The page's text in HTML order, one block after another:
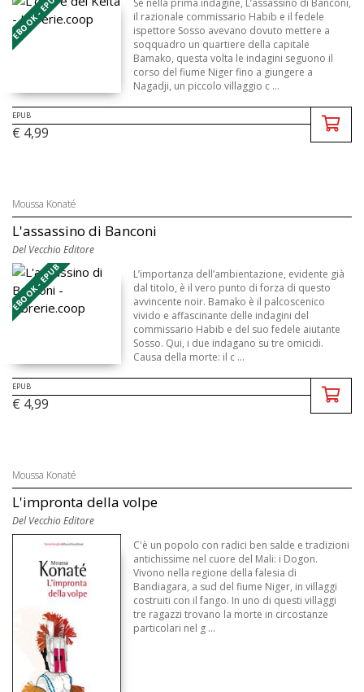
EBOOK - EPUB
Se nella prima indagine, L’assassino di Banconi,
il razionale commissario Habib e il fedele
ispettore Sosso avevano dovuto mettere a
soqquadro un quartiere della capitale
Bamako, questa volta le indagini seguono il
corso del fiume Niger fino a giungere a
Nagadji, un piccolo villaggio c ...
EPUB
€ 4,99
Moussa Konaté
L'assassino di Banconi
Del Vecchio Editore
EBOOK - EPUB
L’importanza dell’ambientazione, evidente già
dal titolo, è il vero punto di forza di questo
avvincente noir. Bamako è il palcoscenico
vivido e affascinante delle indagini del
commissario Habib e del suo fedele aiutante
Sosso. Qui, i due indagano su tre omicidi.
Causa della morte: il c ...
EPUB
€ 4,99
Moussa Konaté
L'impronta della volpe
Del Vecchio Editore
C'è un popolo con radici ben salde e tradizioni
antichissime nel cuore del Mali: i Dogon.
Vivono nella regione della falesia di
Bandiagara, a sud del fiume Niger, in villaggi
costruiti con il fango. In uno di questi villaggi
tre ragazzi trovano la morte in circostanze
particolari nel g ...